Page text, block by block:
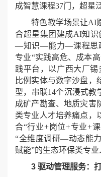
成智慧课程37门，超星
特色教学场景让AI赋
合超星集团建成AI知识
—知识—能力—课程思
专业“实践高危、成本
践平台，以广西大厂
比例实体与数字沙盘
型，串联14个沉浸式教
成矿产勘查、地质灾害
类专业人才培养痛点，
合“行业+岗位+专业+
“全维度调研—动态能
赋能”的生态环保类专业
3 驱动管理服务：